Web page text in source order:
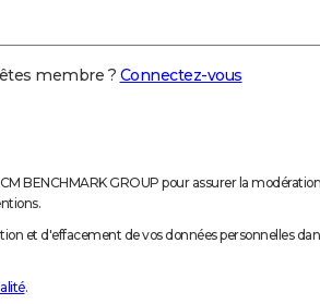
membre ? Connectez-vous
BENCHMARK GROUP pour assurer la
et d'effacement de vos données personnelles
.